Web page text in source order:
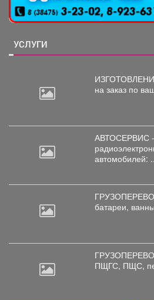
УСЛУГИ
на заказ по
АВТОСЕРВИС
автомобилей:
батареи,
ПЩГС, ПЩС,